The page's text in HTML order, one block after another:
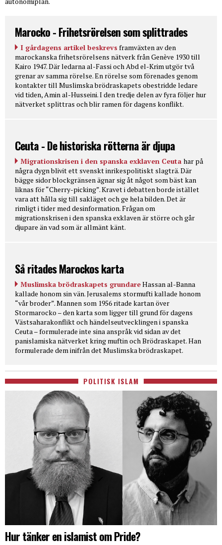
Marocko - Frihetsrörelsen som splittrades
I gårdagens artikel beskrevs framväxten av den
marockanska frihetsrörelsens nätverk från Genève 1930 till
Kairo 1947. Där ledarna al-Fassi och Abd el-Krim utgör två
grenar av samma rörelse. En rörelse som förenades genom
kontakter till Muslimska brödraskapets obestridde ledare
vid tiden, Amin al-Husseini. I den tredje delen av fyra följer hur
nätverket splittras och blir ramen för dagens konflikt.
Ceuta - De historiska rötterna är djupa
Migrationskrisen i den spanska exklaven Ceuta har på
några dygn blivit ett svenskt inrikespolitiskt slagträ. Där
bägge sidor blockgränsen ägnar sig åt något som bäst kan
liknas för “Cherry-picking”. Kravet i debatten borde istället
vara att hålla sig till sakläget och ge hela bilden. Det är
rimligt i tider med desinformation. Frågan om
migrationskrisen i den spanska exklaven är större och går
djupare än vad som är allmänt känt.
Så ritades Marockos karta
Muslimska brödraskapets grundareHassan al-Banna
kallade honom sin vän. Jerusalems stormufti kallade honom
“vår broder”. Mannen som 1956 ritade kartan över
Stormarocko – den karta som ligger till grund för dagens
Västsaharakonflikt och händelseutvecklingen i spanska
Ceuta – formulerade inte sina anspråk vid sidan av det
panislamiska nätverket kring muftin och Brödraskapet. Han
formulerade dem inifrån det Muslimska brödraskapet.
POLITISK ISLAM
Hur tänker en islamist om Pride?